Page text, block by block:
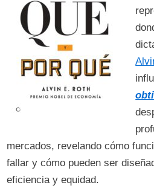
mercados, revelando cómo
fallar y cómo pueden ser
eficiencia y equidad.